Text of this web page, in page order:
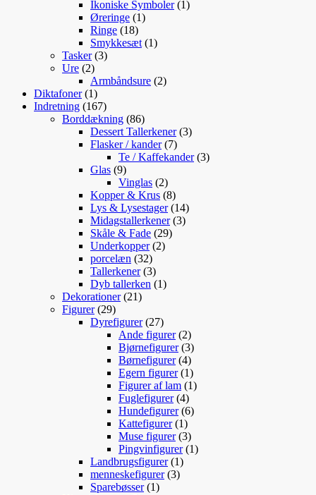
varer
Ikoniske Symboler 11
Øreringe 11
Ringe 1818
varer
Smykkesæt 11
Tasker 33
Ure 22
varer
Armbåndsure 22
Diktafoner 11
vare
Indretning 167167
varer
Borddækning 8686
varer
Dessert Tallerkener 33
Flasker / kander 77
varer
Te / Kaffekander 33
Glas 99
varer
Vinglas 22
varer
Kopper & Krus 88
varer
Lys & Lysestager 1414
varer
Midagstallerkener 33
Skåle & Fade 2929
Underkopper 22
porcelæn 3232
varer
Tallerkener 33
varer
Dyb tallerken 11
Dekorationer 2121
Figurer 2929
varer
Dyrefigurer 2727
varer
Ande figurer 22
varer
Bjørnefigurer 33
varer
Børnefigurer 44
varer
Egern figurer 11
vare
Figurer af lam 11
Fuglefigurer 44
varer
Hundefigurer 66
Kattefigurer 11
vare
Muse figurer 33
varer
Pingvinfigurer 11
Landbrugsfigurer 11
vare
menneskefigurer 33
Sparebøsser 11